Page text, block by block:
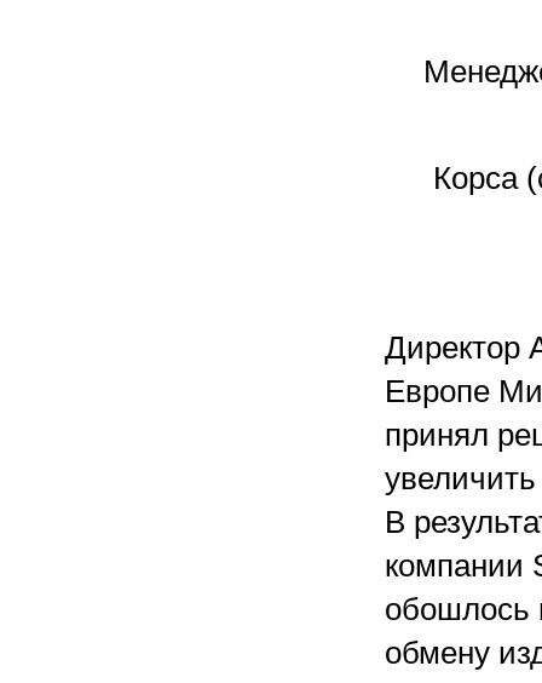
Корса
Директор
Европе
принял
В
компании
обошлось
обмену